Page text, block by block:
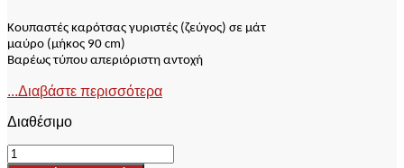
Κουπαστές καρότσας γυριστές (ζεύγος) σε μάτ
μαύρο (μήκος 90 cm)
Βαρέως τύπου απεριόριστη αντοχή
...Διαβάστε περισσότερα
Διαθέσιμο
ΚΟΥΠΑΣΤΕΣ